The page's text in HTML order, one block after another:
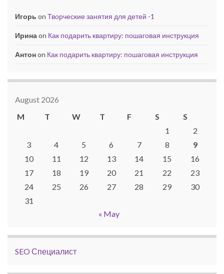
Игорь on Творческие занятия для детей -1
Иринаon Как подарить квартиру: пошаговая инструкция
Антонon Как подарить квартиру: пошаговая инструкция
August 2026
M
T W T F S
S
1
2
3
4 5 6 7 8
9
10
11 12 13 14 15
16
17
18 19 20 21 22
23
24
25 26 27 28 29
30
31
« May
SEO Специалист